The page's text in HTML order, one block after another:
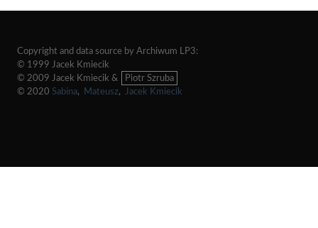
Copyright and data source by Archiwum LP3:
© 1999 Jacek Kmiecik
© 2009 Jacek Kmiecik &
Piotr Szruba
© 2020 Sabina, Mateusz, Jacek Kmiecik